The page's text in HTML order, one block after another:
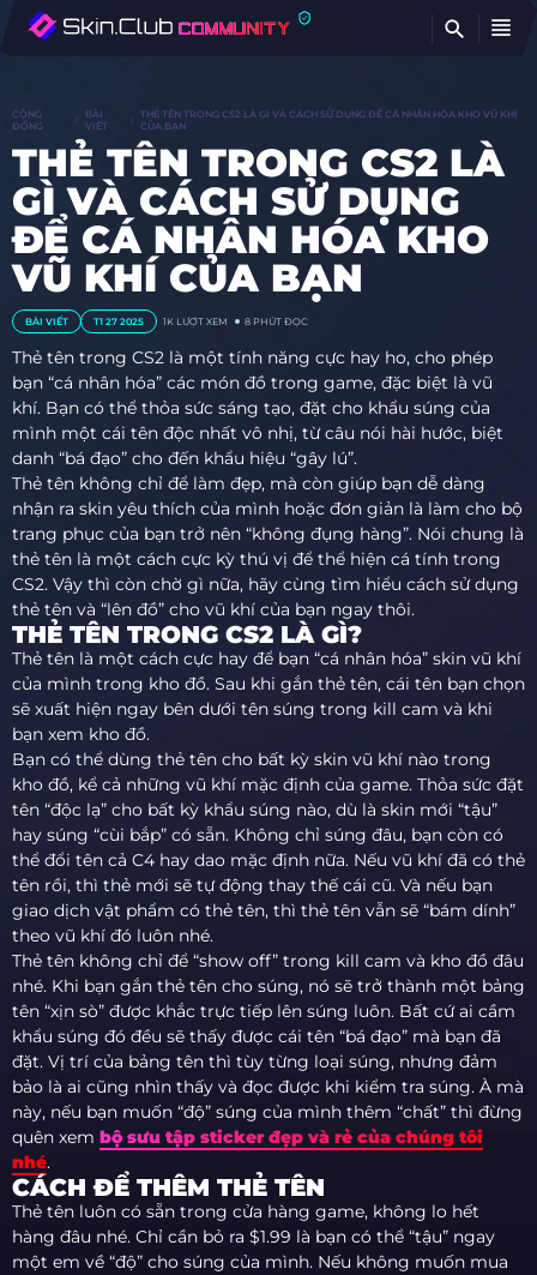
CỘNG
ĐỒNG
BÀI
VIẾT
THẺ TÊN TRONG CS2 LÀ GÌ VÀ CÁCH SỬ DỤNG ĐỂ CÁ NHÂN HÓA KHO VŨ KHÍ
CỦA BẠN
THẺ TÊN TRONG CS2 LÀ
GÌ VÀ CÁCH SỬ DỤNG
ĐỂ CÁ NHÂN HÓA KHO
VŨ KHÍ CỦA BẠN
BÀI VIẾT T1 27 2025 1K LƯỢT XEM 8 PHÚT ĐỌC
Thẻ tên trong CS2 là một tính năng cực hay ho, cho phép
bạn “cá nhân hóa” các món đồ trong game, đặc biệt là vũ
khí. Bạn có thể thỏa sức sáng tạo, đặt cho khẩu súng của
mình một cái tên độc nhất vô nhị, từ câu nói hài hước, biệt
danh “bá đạo” cho đến khẩu hiệu “gây lú”.
Thẻ tên không chỉ để làm đẹp, mà còn giúp bạn dễ dàng
nhận ra skin yêu thích của mình hoặc đơn giản là làm cho bộ
trang phục của bạn trở nên “không đụng hàng”. Nói chung là
thẻ tên là một cách cực kỳ thú vị để thể hiện cá tính trong
CS2. Vậy thì còn chờ gì nữa, hãy cùng tìm hiểu cách sử dụng
thẻ tên và “lên đồ” cho vũ khí của bạn ngay thôi.
THẺ TÊN TRONG CS2 LÀ GÌ?
Thẻ tên là một cách cực hay để bạn “cá nhân hóa” skin vũ khí
của mình trong kho đồ. Sau khi gắn thẻ tên, cái tên bạn chọn
sẽ xuất hiện ngay bên dưới tên súng trong kill cam và khi
bạn xem kho đồ.
Bạn có thể dùng thẻ tên cho bất kỳ skin vũ khí nào trong
kho đồ, kể cả những vũ khí mặc định của game. Thỏa sức đặt
tên “độc lạ” cho bất kỳ khẩu súng nào, dù là skin mới “tậu”
hay súng “cùi bắp” có sẵn. Không chỉ súng đâu, bạn còn có
thể đổi tên cả C4 hay dao mặc định nữa. Nếu vũ khí đã có thẻ
tên rồi, thì thẻ mới sẽ tự động thay thế cái cũ. Và nếu bạn
giao dịch vật phẩm có thẻ tên, thì thẻ tên vẫn sẽ “bám dính”
theo vũ khí đó luôn nhé.
Thẻ tên không chỉ để “show off” trong kill cam và kho đồ đâu
nhé. Khi bạn gắn thẻ tên cho súng, nó sẽ trở thành một bảng
tên “xịn sò” được khắc trực tiếp lên súng luôn. Bất cứ ai cầm
khẩu súng đó đều sẽ thấy được cái tên “bá đạo” mà bạn đã
đặt. Vị trí của bảng tên thì tùy từng loại súng, nhưng đảm
bảo là ai cũng nhìn thấy và đọc được khi kiểm tra súng. À mà
này, nếu bạn muốn “độ” súng của mình thêm “chất” thì đừng
quên xem bộ sưu tập sticker đẹp và rẻ của chúng tôi
nhé.
CÁCH ĐỂ THÊM THẺ TÊN
Thẻ tên luôn có sẵn trong cửa hàng game, không lo hết
hàng đâu nhé. Chỉ cần bỏ ra $1.99 là bạn có thể “tậu” ngay
một em về “độ” cho súng của mình. Nếu không muốn mua